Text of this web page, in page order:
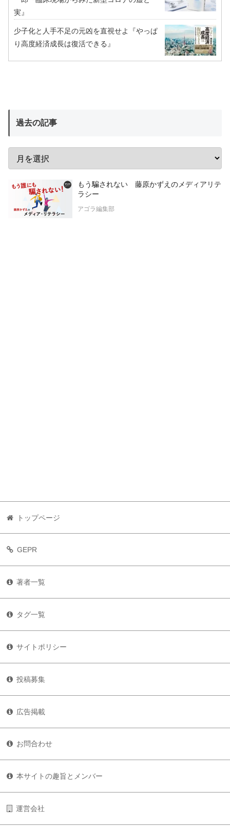
実』
少子化と人手不足の元凶を直視せよ『やっぱ
り高度経済成長は復活できる』
過去の記事
もう騙されない 藤原かずえのメディアリテ
ラシー
アゴラ編集部
トップページ
GEPR
著者一覧
タグ一覧
サイトポリシー
投稿募集
広告掲載
お問合わせ
本サイトの趣旨とメンバー
運営会社